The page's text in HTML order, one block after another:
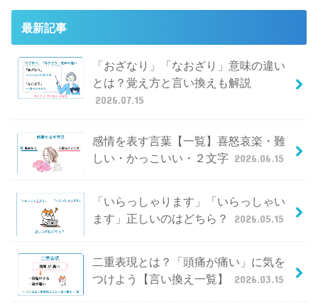
最新記事
「おざなり」「なおざり」意味の違い
とは？覚え方と言い換えも解説
2026.07.15
感情を表す言葉【一覧】喜怒哀楽・難
しい・かっこいい・２文字 2026.06.15
「いらっしゃります」「いらっしゃい
ます」正しいのはどちら？
2026.05.15
二重表現とは？「頭痛が痛い」に気を
つけよう【言い換え一覧】
2026.03.15